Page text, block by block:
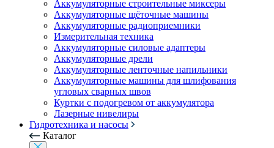
Аккумуляторные строительные миксеры
Аккумуляторные щёточные машины
Аккумуляторные радиоприемники
Измерительная техника
Аккумуляторные силовые адаптеры
Аккумуляторные дрели
Аккумуляторные ленточные напильники
Аккумуляторные машины для шлифования
угловых сварных швов
Куртки с подогревом от аккумулятора
Лазерные нивелиры
Гидротехника и насосы
Каталог